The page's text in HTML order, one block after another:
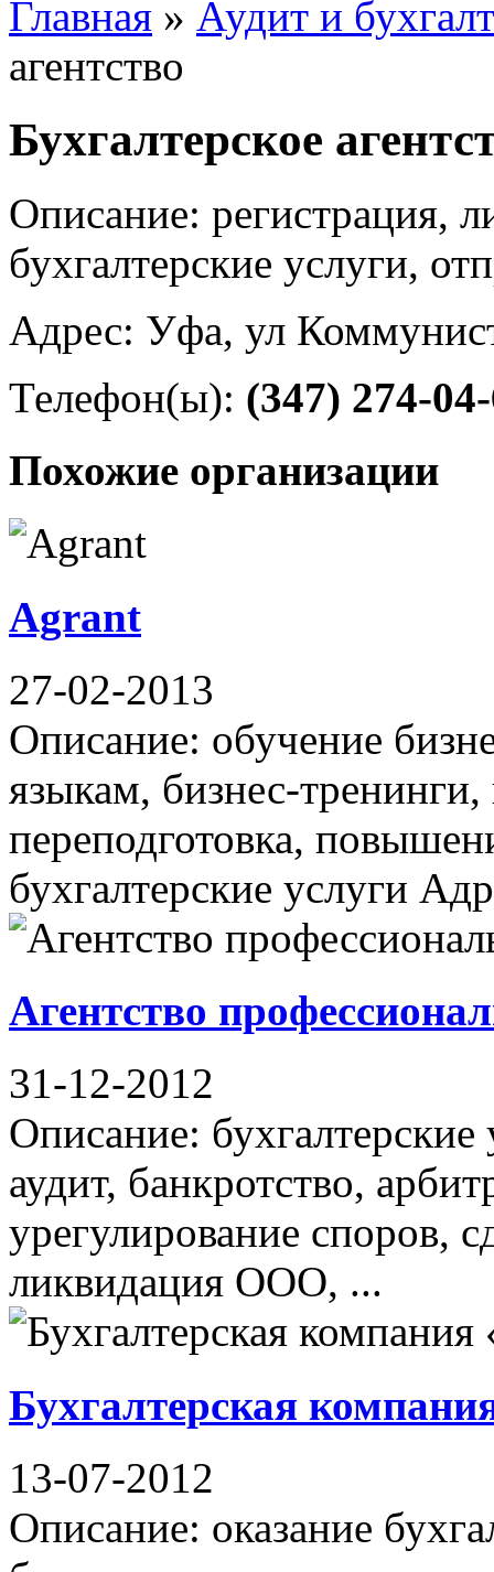
Главная » Аудит и
агентство
Бухгалтерское
Описание: регистрация,
бухгалтерские услуги,
Адрес: Уфа, ул
Телефон(ы): (347) 274-
Похожие организации
Agrant
27-02-2013
Описание: обучение
языкам, бизнес-
переподготовка,
бухгалтерские услуги
Агентство
31-12-2012
Описание:
аудит, банкротство,
урегулирование споров,
ликвидация ООО, ...
Бухгалтерская
13-07-2012
Описание: оказание